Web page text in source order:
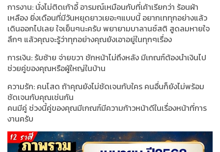
การงาน: นั่งไม่ติดเก้าอี้ อารมณ์เหมือนกับที่เค้าเรียกว่า ร้อนผ้า
เหลือง ยิ่งเดือนที่มีวันหยุดยาวเยอะๆแบบนี้ อยากเททุกอย่างแล้ว
เดินออกไปเลย ใจเย็นๆนะครับ พยายามบาลานซ์สติ สูดลมหายใจ
ลึกๆ แล้วคุณจะรู้ว่าทุกอย่างคุณยังเอาอยู่ในทุกๆเรื่อง
การเงิน: รับซ้าย จ่ายขวา ชักหน้าไม่ถึงหลัง มีเกณฑ์ต้องนำเงินไป
ช่วยคู่ของคุณหรือผู้ใหญ่ในบ้าน
ความรัก: คนโสด ถ้าคุณยังไม่ชัดเจนกับใคร คนอื่นก็ยังไม่พร้อม
ชัดเจนกับคุณเช่นกัน
คนมีคู่ ช่วงนี้คู่ของคุณมีเกณฑ์มีความก้าวหน้าดีในเรื่องหน้าที่การ
งานครับ